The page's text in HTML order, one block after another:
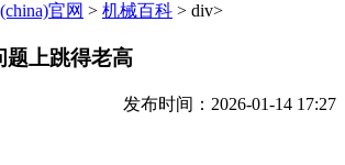
官网 > 机械百科 > div>
题上跳得老高
发布时间：2026-01-14 17:27